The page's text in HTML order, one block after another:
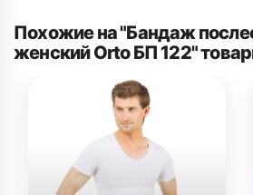
Похожие на "Бандаж
женский Orto БП 122"